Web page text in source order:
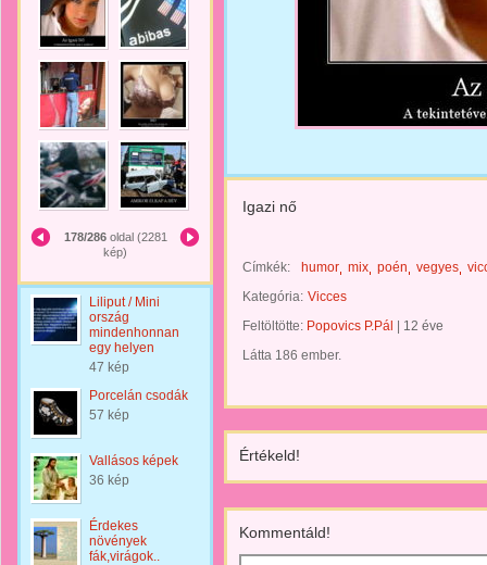
178/286oldal (2281
kép)
Liliput / Mini
ország
mindenhonnan
egy helyen
47 kép
Porcelán csodák
57 kép
Vallásos képek
36 kép
Érdekes
növények
fák,virágok..
Igazi nő
Címkék: humor mix poén vegyes
Kategória: Vicces
Feltöltötte: Popovics P.Pál
12 éve
Látta 186 ember.
Értékeld!
Kommentáld!